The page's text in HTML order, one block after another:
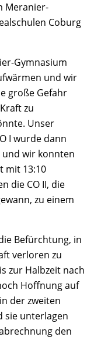
Meranier-
Coburg
Gymnasium
und wir
große Gefahr
zu
Unser
I wurde dann
und wir konnten
mit 13:10
die CO II, die
zu einem
Befürchtung, in
verloren zu
zur Halbzeit nach
Hoffnung auf
der zweiten
sie unterlagen
den